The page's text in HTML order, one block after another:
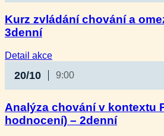
Kurz zvládání chování a
3denní
Detail akce:
zvládání
postupy
–
3denní
20/10 9:00
Analýza chování v kontextu
hodnocení) – 2denní